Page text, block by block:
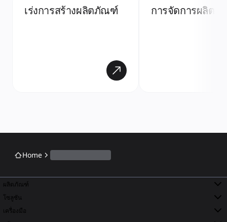
เร่งการสร้างผลิตภัณฑ์ การจัดการผลิต
Home
ผลิตภัณฑ์
โซลูชัน
เครื่องมือ